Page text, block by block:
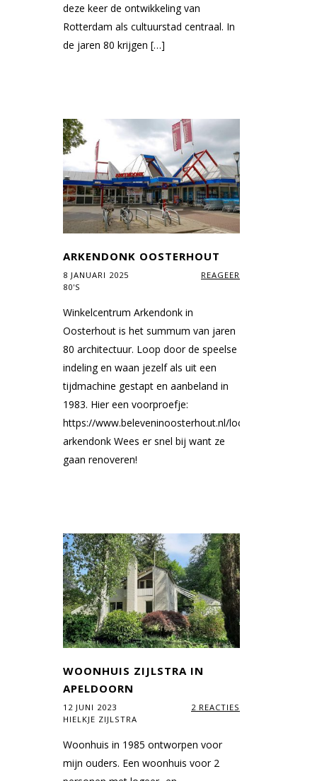
deze keer de ontwikkeling van
Rotterdam als cultuurstad centraal. In
de jaren 80 krijgen […]
ARKENDONK OOSTERHOUT
8 JANUARI 2025
REAGEER
80'S
Winkelcentrum Arkendonk in
Oosterhout is het summum van jaren
80 architectuur. Loop door de speelse
indeling en waan jezelf als uit een
tijdmachine gestapt en aanbeland in
1983. Hier een voorproefje:
https://www.beleveninoosterhout.nl/locaties/
arkendonk Wees er snel bij want ze
gaan renoveren!
WOONHUIS ZIJLSTRA IN
APELDOORN
12 JUNI 2023
2 REACTIES
HIELKJE ZIJLSTRA
Woonhuis in 1985 ontworpen voor
mijn ouders. Een woonhuis voor 2